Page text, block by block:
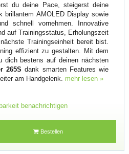
du deine Pace, steigerst deine
brillantem AMOLED Display sowie
schnell vornehmen. Innovative
auf Trainingsstatus, Erholungszeit
Trainingseinheit bereit bist.
effizient zu gestalten. Mit dem
dich bestens auf deinen nächsten
265S dank smarten Features wie
am Handgelenk. mehr lesen »
benachrichtigen
Bestellen